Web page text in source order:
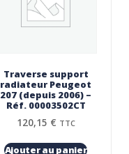
Traverse support
radiateur Peugeot
207 (depuis 2006) –
Réf. 00003502CT
120,15 € TTC
Ajouter au panier